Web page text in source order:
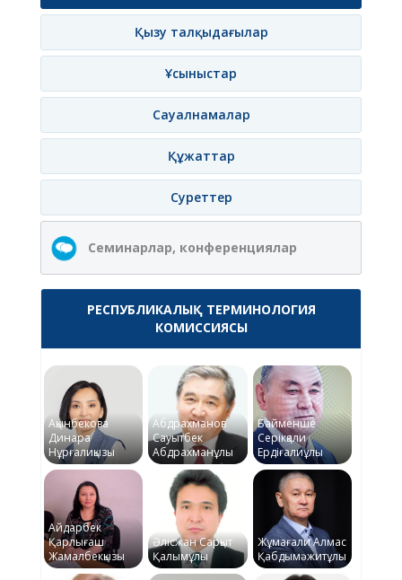
Қызу талқыдағылар
Ұсыныстар
Сауалнамалар
Құжаттар
Суреттер
Семинарлар, конференциялар
РЕСПУБЛИКАЛЫҚ ТЕРМИНОЛОГИЯ
КОМИССИЯСЫ
Ақынбекова
Динара
Нұрғалиқызы
Абдрахманов
Сауытбек
Абдрахманұлы
Байменше
Серікқали
Ердіғалиұлы
Айдарбек
Қарлығаш
Жамалбекқызы
Әлісжан Сарқыт
Қалымұлы
Жұмағали Алмас
Қабдымәжитұлы